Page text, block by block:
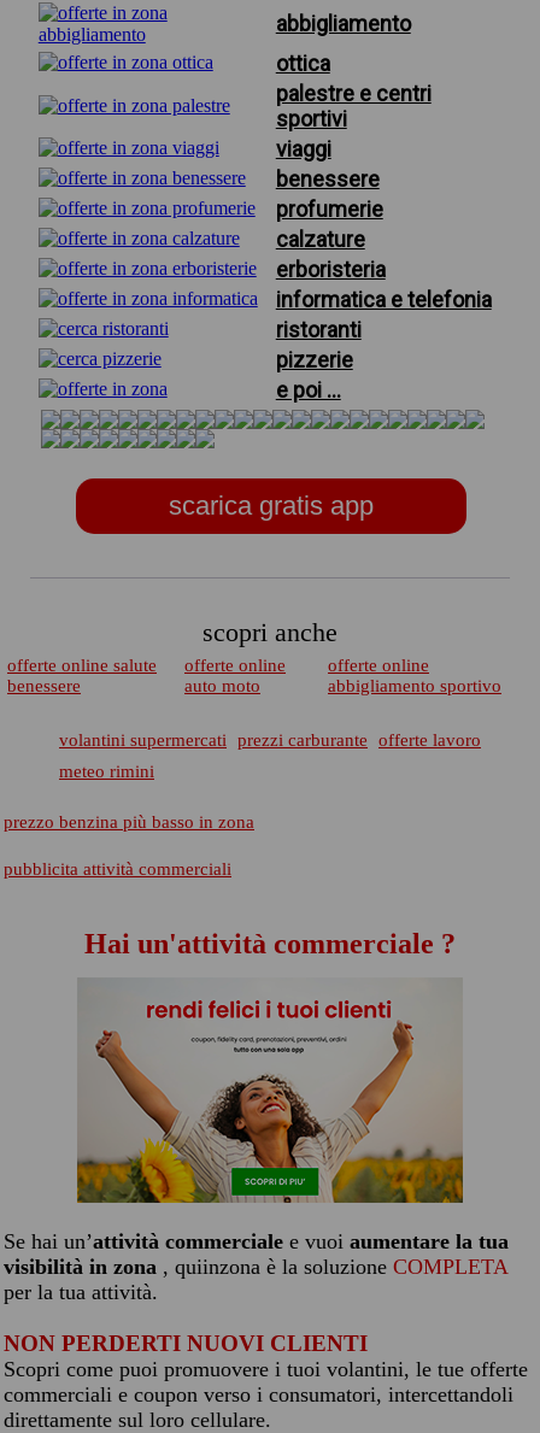
abbigliamento
ottica
palestre e centri
sportivi
viaggi
benessere
profumerie
calzature
erboristeria
informatica e telefonia
ristoranti
pizzerie
e poi ...
scarica gratis app
scopri anche
offerte online salute
benessere
offerte online
auto moto
offerte online
abbigliamento sportivo
volantini supermercati prezzi carburante
offerte lavoro
meteo rimini
prezzo benzina più basso in zona
pubblicita attività commerciali
Hai un'attività commerciale ?
Se hai un’attività commerciale e vuoi aumentare la tua
visibilità in zona , quiinzona è la soluzione COMPLETA
per la tua attività.
NON PERDERTI NUOVI CLIENTI
Scopri come puoi promuovere i tuoi volantini, le tue offerte
commerciali e coupon verso i consumatori, intercettandoli
direttamente sul loro cellulare.